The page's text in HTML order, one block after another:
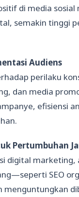
di media
semakin tinggi
Audiens
perilaku
dan media
efisiensi
Pertumbuhan
digital marketing,
SEO